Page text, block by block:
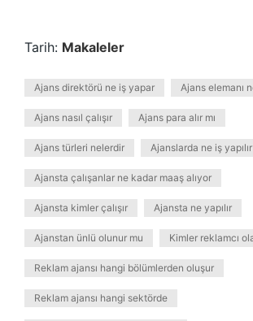
Tarih: Makaleler
Ajans direktörü ne iş yapar Ajans elemanı
Ajans nasıl çalışır Ajans para alır mı
Ajans türleri nelerdir Ajanslarda ne iş yapılır
Ajansta çalışanlar ne kadar maaş alıyor
Ajansta kimler çalışır Ajansta ne yapılır
Ajanstan ünlü olunur mu Kimler reklamcı
Reklam ajansı hangi bölümlerden oluşur
Reklam ajansı hangi sektörde